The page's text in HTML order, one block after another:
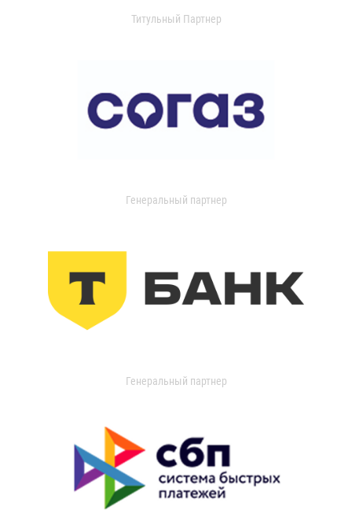
Титульный Партнер
Генеральный партнер
Генеральный партнер